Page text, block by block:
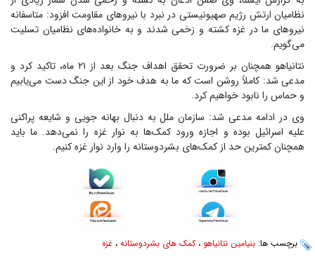
نظامیان ارتش رژیم صهیونیستی در نبرد با نیرو‌های مقاومت افزود: متاسفانه
نیرو‌های ما در غزه کشته و زخمی شدند و به خانواده‌های نظامیان تسلیت
می‌گویم.
نتانیاهو همچنان بر ضرورت تحقق اهداف جنگ بعد از ۲۱ ماه، تاکید کرد و
مدعی شد: کاملاً روشن است که ما به هدف خود از این جنگ دست می‌یابیم
و حماس را نابود خواهیم کرد.
وی در ادامه مدعی شد: سازمان ملل به دنبال بهانه جویی و شایعه پراکنی
علیه اسرائیل بوده و اجازه ورود کمک‌ها به نوار غزه را نمی‌دهد. ما باید
همچنان کمترین حد از کمک‌های بشردوستانه را وارد نوار غزه کنیم.
برچسب ها: بنیامین نتانیاهو ،کمک های بشردوستانه ، غزه